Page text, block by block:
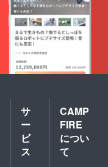
サ
ー
ビ
ス
CAMP
FIRE
につい
て